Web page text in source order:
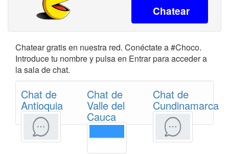
Chatear
Chatear gratis en nuestra red. Conéctate a #Choco.
Introduce tu nombre y pulsa en Entrar para acceder a
la sala de chat.
Chat de
Antioquia
Chat de
Valle del
Cauca
Chat de
Cundinamarca